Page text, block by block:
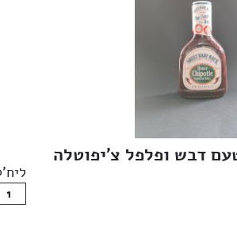
דבש ופלפל צ’יפוטלה
ליח'